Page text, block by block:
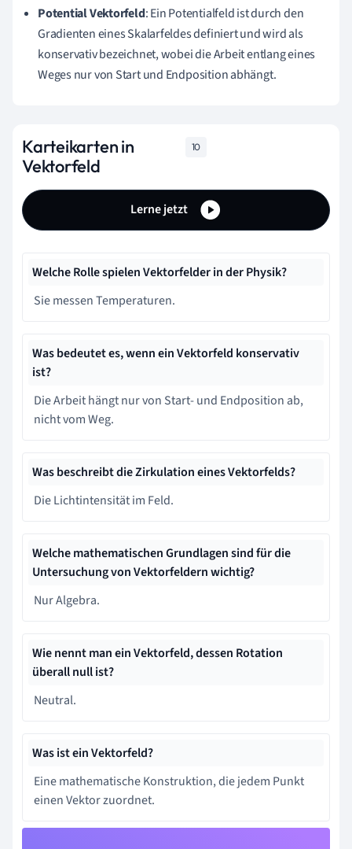
Potential Vektorfeld: Ein Potentialfeld ist durch den
Gradienten eines Skalarfeldes definiert und wird als
konservativ bezeichnet, wobei die Arbeit entlang eines
Weges nur von Start und Endposition abhängt.
Karteikarten in
Vektorfeld
10
Lerne jetzt
Welche Rolle spielen Vektorfelder in der Physik?
Sie messen Temperaturen.
Was bedeutet es, wenn ein Vektorfeld konservativ
ist?
Die Arbeit hängt nur von Start- und Endposition ab,
nicht vom Weg.
Was beschreibt die Zirkulation eines Vektorfelds?
Die Lichtintensität im Feld.
Welche mathematischen Grundlagen sind für die
Untersuchung von Vektorfeldern wichtig?
Nur Algebra.
Wie nennt man ein Vektorfeld, dessen Rotation
überall null ist?
Neutral.
Was ist ein Vektorfeld?
Eine mathematische Konstruktion, die jedem Punkt
einen Vektor zuordnet.